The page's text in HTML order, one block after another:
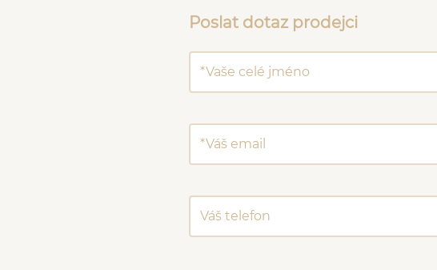
Poslat dotaz prodejci